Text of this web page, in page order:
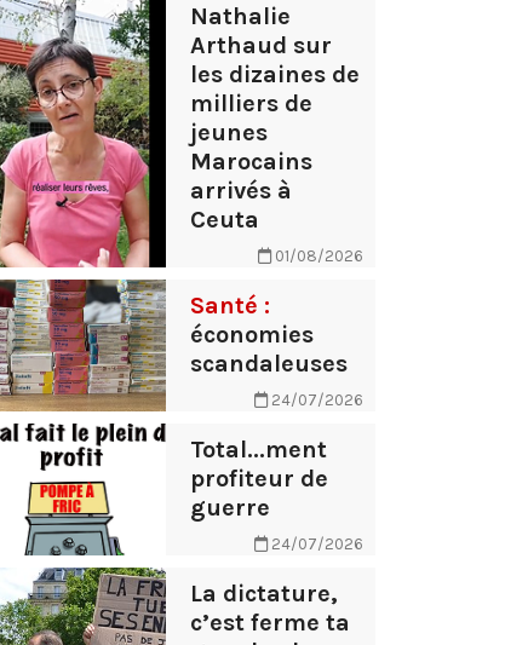
Nathalie
Arthaud sur
les dizaines de
milliers de
jeunes
Marocains
arrivés à
Ceuta
01/08/2026
Santé :
économies
scandaleuses
24/07/2026
Total...ment
profiteur de
guerre
24/07/2026
La dictature,
c’est ferme ta